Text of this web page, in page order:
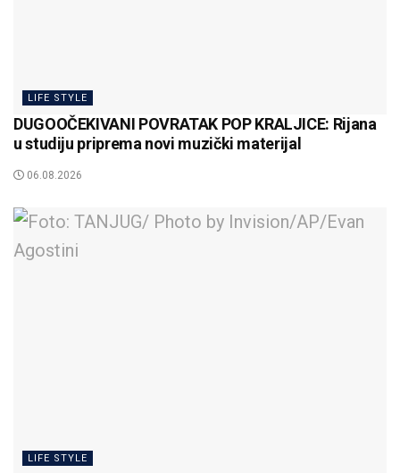
LIFE STYLE
DUGOOČEKIVANI POVRATAK POP KRALJICE: Rijana
u studiju priprema novi muzički materijal
06.08.2026
LIFE STYLE